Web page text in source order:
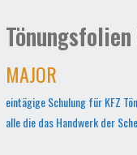
MAJOR
eintägige Schulung für KFZ
alle die das Handwerk der